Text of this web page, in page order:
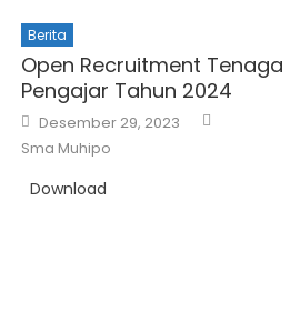
Berita
Open Recruitment Tenaga
Pengajar Tahun 2024
Posted
on
Desember 29, 2023
Sma Muhipo
Download